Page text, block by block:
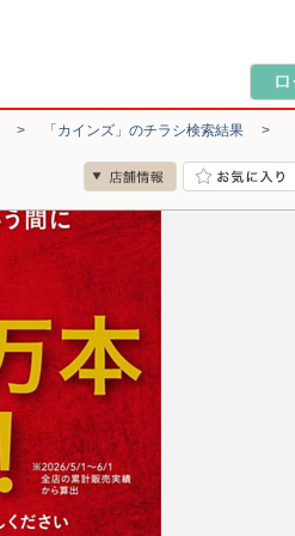
> 「カインズ」のチラシ検索結果 >